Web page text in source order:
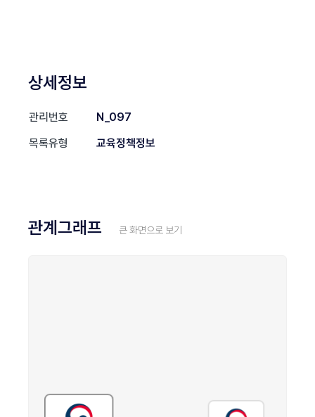
상세정보
관리번호
N_097
목록유형
교육정책정보
관계그래프 큰 화면으로 보기